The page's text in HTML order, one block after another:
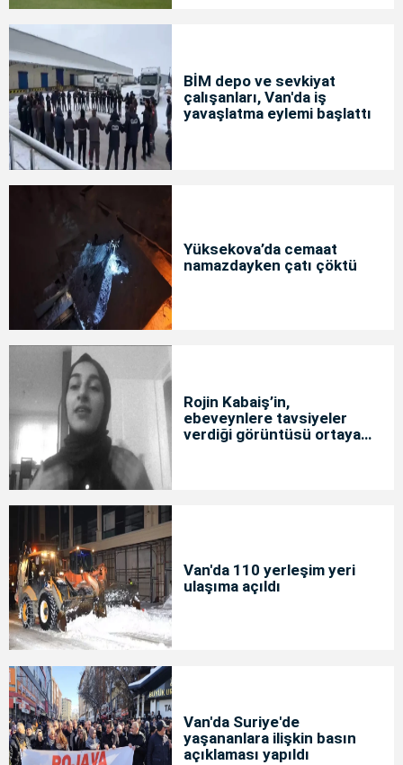
BİM depo ve sevkiyat
çalışanları, Van'da iş
yavaşlatma eylemi başlattı
Yüksekova’da cemaat
namazdayken çatı çöktü
Rojin Kabaiş’in,
ebeveynlere tavsiyeler
verdiği görüntüsü ortaya
Van'da 110 yerleşim yeri
ulaşıma açıldı
Van'da Suriye'de
yaşananlara ilişkin basın
açıklaması yapıldı